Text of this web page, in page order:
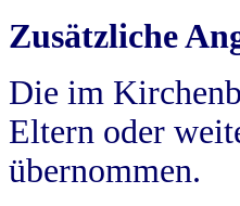
Zusätzliche
Die im
Eltern oder
übernommen.